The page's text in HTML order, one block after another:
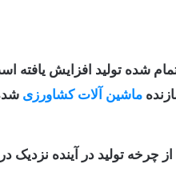
ماشین آلات کشاورزی
چرخه تولید در آینده نزدیک